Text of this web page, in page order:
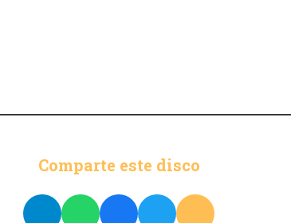
Comparte este disco